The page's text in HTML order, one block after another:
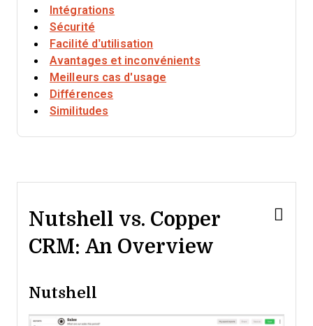
Intégrations
Sécurité
Facilité d’utilisation
Avantages et inconvénients
Meilleurs cas d'usage
Différences
Similitudes
Nutshell vs. Copper
CRM: An Overview
Nutshell